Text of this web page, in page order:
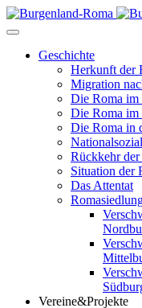
Geschichte
Herkunft der
Migration
Die Roma im
Die Roma im
Die Roma in
Rückkehr
Situation der
Das Attentat
Vereine&Projekte